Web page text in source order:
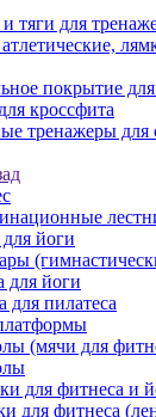
тяги для
покрытие для
кроссфита
тренажеры для
йоги
для йоги
для пилатеса
(мячи для
для фитнеса и
для фитнеса